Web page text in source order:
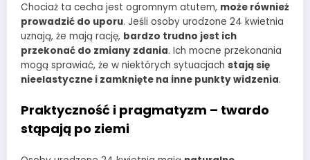
Chociaż ta cecha jest ogromnym atutem, może również
prowadzić do uporu. Jeśli osoby urodzone 24 kwietnia
uznają, że mają rację, bardzo trudno jest ich
przekonać do zmiany zdania. Ich mocne przekonania
mogą sprawiać, że w niektórych sytuacjach stają się
nieelastyczne i zamknięte na inne punkty widzenia.
Praktyczność i pragmatyzm – twardo
stąpają po ziemi